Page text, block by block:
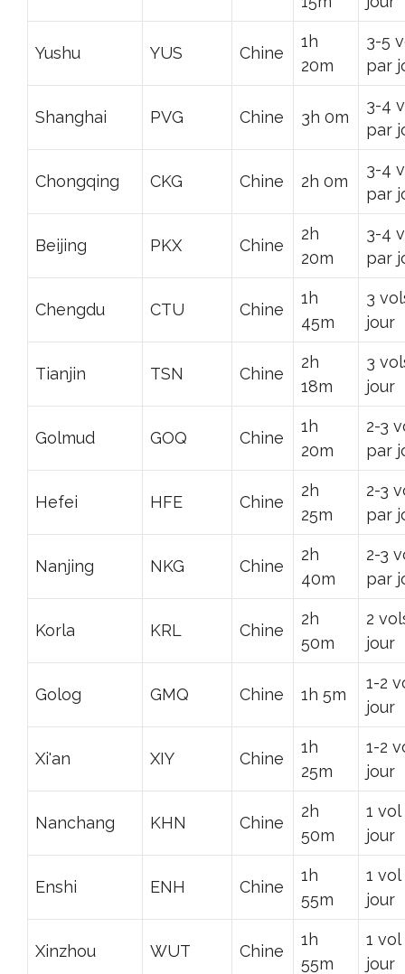
Yushu YUS Chine
1h
20m
3-5
par
Shanghai PVG Chine 3h 0m
3-4
par
Chongqing CKG Chine 2h 0m
3-4
par
Beijing PKX Chine
2h
20m
3-4
par
Chengdu CTU Chine
1h
45m
3
jour
Tianjin TSN Chine
2h
18m
3
jour
Golmud GOQ Chine
1h
20m
2-3
par
Hefei HFE Chine
2h
25m
2-3
par
Nanjing NKG Chine
2h
40m
2-3
par
Korla KRL Chine
2h
50m
2
jour
Golog GMQ Chine 1h 5m
1-2
jour
Xi'an XIY Chine
1h
25m
1-2
jour
Nanchang KHN Chine
2h
50m
1
jour
Enshi ENH Chine
1h
55m
1
jour
Xinzhou WUT Chine
1h
55m
1
jour